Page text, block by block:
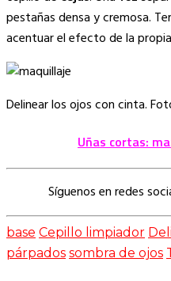
pestañas densa y cremosa.
acentuar el efecto de la
Delinear los ojos con cinta.
Uñas cortas:
Síguenos en redes
base Cepillo limpiador
párpados sombra de ojos